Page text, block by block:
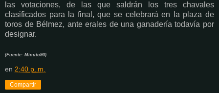
las votaciones, de las que saldrán los tres chavales
clasificados para la final, que se celebrará en la plaza de
toros de Bélmez, ante erales de una ganadería todavía por
designar.
(Fuente: Minuto90)
en 2:40 p. m.
Compartir